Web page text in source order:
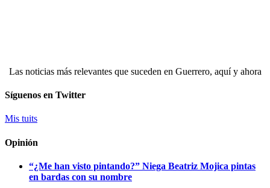
Las noticias más relevantes que suceden en Guerrero, aquí y ahora
Síguenos en Twitter
Mis tuits
Opinión
“¿Me han visto pintando?” Niega Beatriz Mojica pintas
en bardas con su nombre